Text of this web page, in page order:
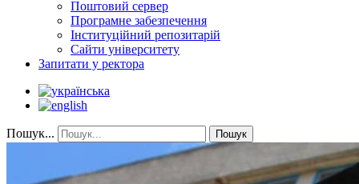
Поштовий сервер
Програмне забезпечення
Інституційний репозитарій
Сайти університету
Запитати у ректора
Пошук... Пошук